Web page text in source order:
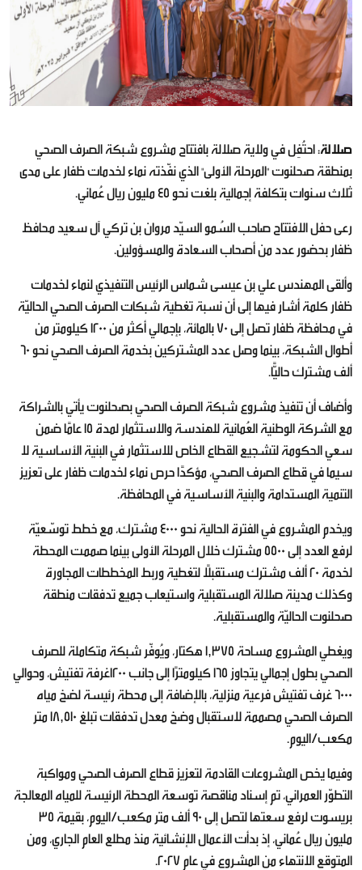
صلالة: احتُفِل في ولاية صلالة بافتتاح مشروع شبكة الصرف الصحي
بمنطقة صحلنوت "المرحلة الأولى" الذي نفّذته نماء لخدمات ظفار على مدى
ثلاث سنوات بتكلفة إجمالية بلغت نحو 45 مليون ريال عُماني.
رعى حفل الافتتاح صاحب السُمو السيّد مروان بن تركي آل سعيد محافظ
ظفار بحضور عدد من أصحاب السعادة والمسؤولين.
وألقى المهندس علي بن عيسى شماس الرئيس التنفيذي لنماء لخدمات
ظفار كلمة أشار فيها إلى أن نسبة تغطية شبكات الصرف الصحي الحاليّة
في محافظة ظفار تصل إلى 70 بالمائة، بإجمالي أكثر من 1200 كيلومتر من
أطوال الشبكة، بينما وصل عدد المشتركين بخدمة الصرف الصحي نحو 60
ألف مشترك حاليًّا.
وأضاف أن تنفيذ مشروع شبكة الصرف الصحي بصحلنوت يأتي بالشراكة
مع الشركة الوطنية العُمانية للهندسة والاستثمار لمدة 15 عامًا ضمن
سعي الحكومة لتشجيع القطاع الخاص للاستثمار في البنية الأساسية لا
سيما في قطاع الصرف الصحي، مؤكدًا حرص نماء لخدمات ظفار على تعزيز
التنمية المستدامة والبنية الأساسية في المحافظة.
ويخدم المشروع في الفترة الحالية نحو 4000 مشترك، مع خطط توسّعيّة
لرفع العدد إلى 5500 مشترك خلال المرحلة الأولى بينما صممت المحطة
لخدمة 20 ألف مشترك مستقبلًا لتغطية وربط المخططات المجاورة
وكذلك مدينة صلالة المستقبلية واستيعاب جميع تدفقات منطقة
صحلنوت الحاليّة والمستقبلية.
ويغطي المشروع مساحة 1,375 هكتار، ويُوفّر شبكة متكاملة للصرف
الصحي بطول إجمالي يتجاوز 165 كيلومترًا إلى جانب 1200غرفة تفتيش، وحوالي
6000 غرف تفتيش فرعية منزلية، بالإضافة إلى محطة رئيسة لضخ مياه
الصرف الصحي مصممة لاستقبال وضخ معدل تدفقات تبلغ 18,510 متر
مكعب/اليوم.
وفيما يخص المشروعات القادمة لتعزيز قطاع الصرف الصحي ومواكبة
التطوّر العمراني، تم إسناد مناقصة توسعة المحطة الرئيسة للمياه المعالجة
بريسوت لرفع سعتها لتصل إلى 90 ألف متر مكعب/اليوم، بقيمة 35
مليون ريال عُماني، إذ بدأت الأعمال الإنشائية منذ مطلع العام الجاري، ومن
المتوقع الانتهاء من المشروع في عام 2027.